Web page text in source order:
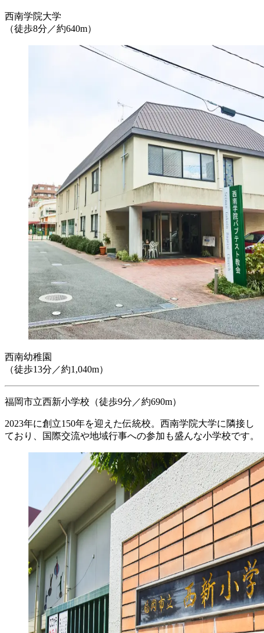
西南学院大学
（徒歩8分／約640m）
西南幼稚園
（徒歩13分／約1,040m）
福岡市立西新小学校 （徒歩9分／約690m）
2023年に創立150年を迎えた伝統校。西南学院大学に隣接し
ており、国際交流や地域行事への参加も盛んな小学校です。